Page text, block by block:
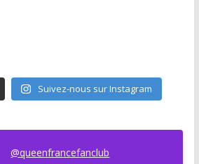
Suivez-nous sur Instagram
@queenfrancefanclub